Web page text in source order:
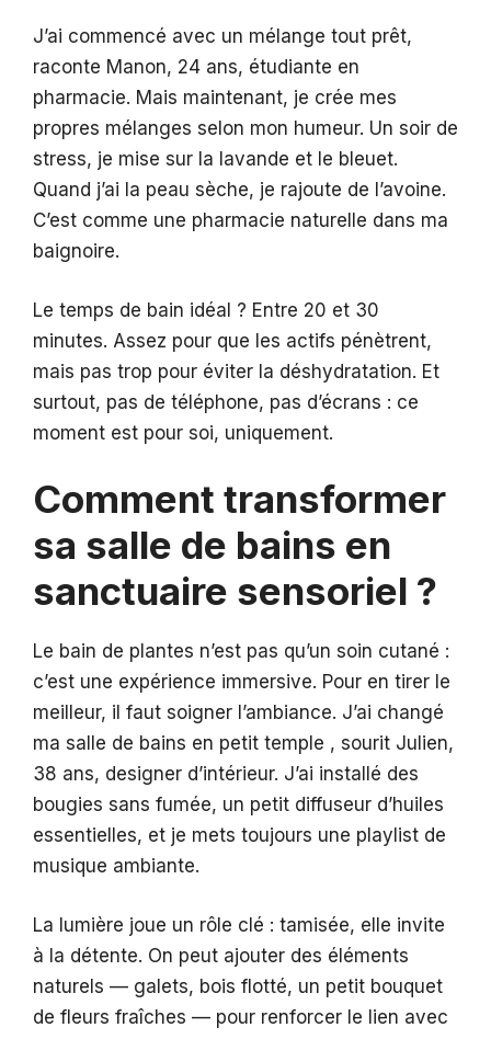
J’ai commencé avec un mélange tout prêt,
raconte Manon, 24 ans, étudiante en
pharmacie. Mais maintenant, je crée mes
propres mélanges selon mon humeur. Un soir de
stress, je mise sur la lavande et le bleuet.
Quand j’ai la peau sèche, je rajoute de l’avoine.
C’est comme une pharmacie naturelle dans ma
baignoire.
Le temps de bain idéal ? Entre 20 et 30
minutes. Assez pour que les actifs pénètrent,
mais pas trop pour éviter la déshydratation. Et
surtout, pas de téléphone, pas d’écrans : ce
moment est pour soi, uniquement.
Comment transformer
sa salle de bains en
sanctuaire sensoriel ?
Le bain de plantes n’est pas qu’un soin cutané :
c’est une expérience immersive. Pour en tirer le
meilleur, il faut soigner l’ambiance. J’ai changé
ma salle de bains en petit temple , sourit Julien,
38 ans, designer d’intérieur. J’ai installé des
bougies sans fumée, un petit diffuseur d’huiles
essentielles, et je mets toujours une playlist de
musique ambiante.
La lumière joue un rôle clé : tamisée, elle invite
à la détente. On peut ajouter des éléments
naturels — galets, bois flotté, un petit bouquet
de fleurs fraîches — pour renforcer le lien avec